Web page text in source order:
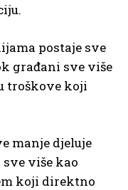
postaje sve
građani sve više
troškove koji
manje djeluje
više kao
koji direktno